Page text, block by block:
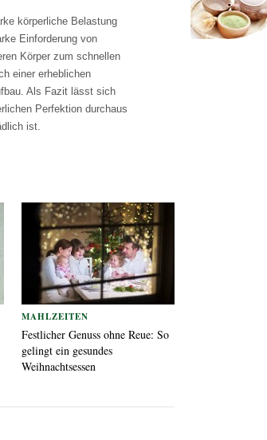
körperliche Belastung
Einforderung von
Körper zum schnellen
einer erheblichen
Als Fazit lässt sich
Perfektion durchaus
ist.
MAHLZEITEN
Festlicher Genuss ohne Reue: So
gelingt ein gesundes
Weihnachtsessen